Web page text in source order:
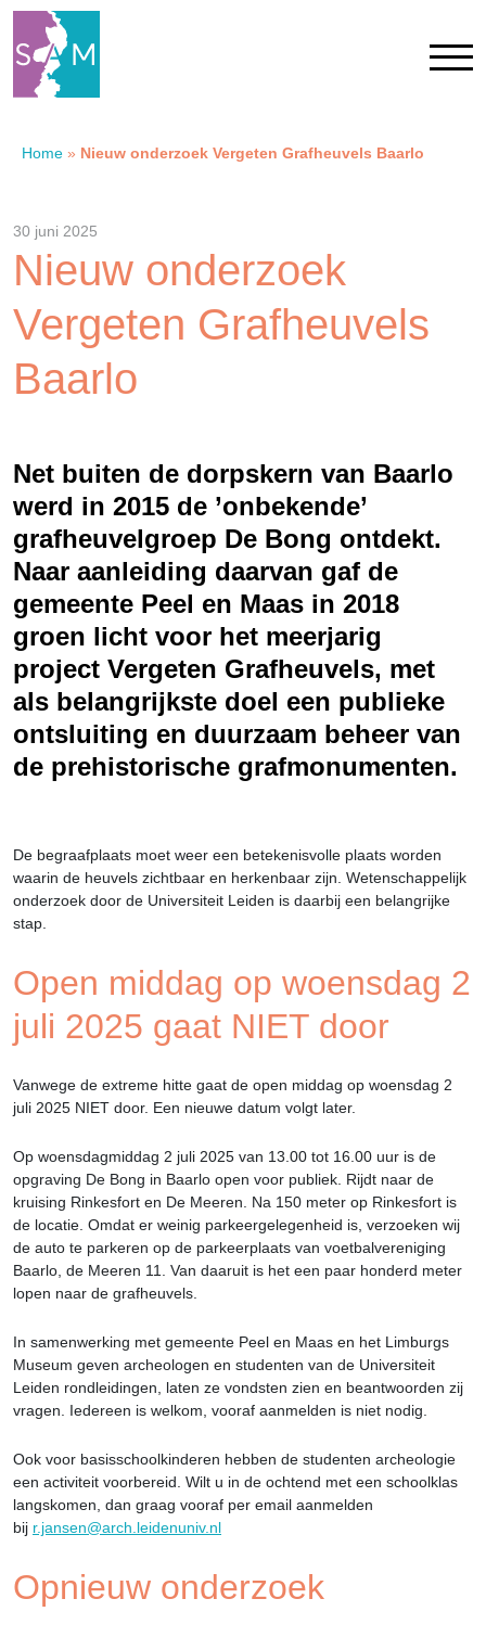
Contact
SAM Limburg
Actueel
Erfgoed
Home » Nieuw onderzoek Vergeten Grafheuvels Baarlo
30 juni 2025
Nieuw onderzoek
Vergeten Grafheuvels
Baarlo
Net buiten de dorpskern van Baarlo
werd in 2015 de ’onbekende’
grafheuvelgroep De Bong ontdekt.
Naar aanleiding daarvan gaf de
gemeente Peel en Maas in 2018
groen licht voor het meerjarig
project Vergeten Grafheuvels, met
als belangrijkste doel een publieke
ontsluiting en duurzaam beheer van
de prehistorische grafmonumenten.
De begraafplaats moet weer een betekenisvolle plaats worden
waarin de heuvels zichtbaar en herkenbaar zijn. Wetenschappelijk
onderzoek door de Universiteit Leiden is daarbij een belangrijke
stap.
Open middag op woensdag 2
juli 2025 gaat NIET door
Vanwege de extreme hitte gaat de open middag op woensdag 2
juli 2025 NIET door. Een nieuwe datum volgt later.
Op woensdagmiddag 2 juli 2025 van 13.00 tot 16.00 uur is de
opgraving De Bong in Baarlo open voor publiek. Rijdt naar de
kruising Rinkesfort en De Meeren. Na 150 meter op Rinkesfort is
de locatie. Omdat er weinig parkeergelegenheid is, verzoeken wij
de auto te parkeren op de parkeerplaats van voetbalvereniging
Baarlo, de Meeren 11. Van daaruit is het een paar honderd meter
lopen naar de grafheuvels.
In samenwerking met gemeente Peel en Maas en het Limburgs
Museum geven archeologen en studenten van de Universiteit
Leiden rondleidingen, laten ze vondsten zien en beantwoorden zij
vragen. Iedereen is welkom, vooraf aanmelden is niet nodig.
Ook voor basisschoolkinderen hebben de studenten archeologie
een activiteit voorbereid. Wilt u in de ochtend met een schoolklas
langskomen, dan graag vooraf per email aanmelden
bij r.jansen@arch.leidenuniv.nl
Opnieuw onderzoek